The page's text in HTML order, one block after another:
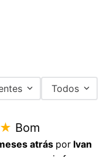
Todos
★ Bom
atrás por Ivan